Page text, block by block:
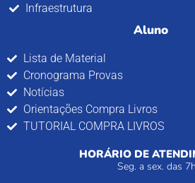
Infraestrutura
Aluno
Lista de Material
Cronograma Provas
Notícias
Orientações Compra Livros
TUTORIAL COMPRA LIVROS
HORÁRIO DE
Seg. a sex. das